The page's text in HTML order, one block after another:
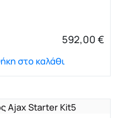
592,00€
στο καλάθι